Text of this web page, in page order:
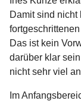
Damit sind
Das ist kein
darüber klar
nicht sehr viel
Im